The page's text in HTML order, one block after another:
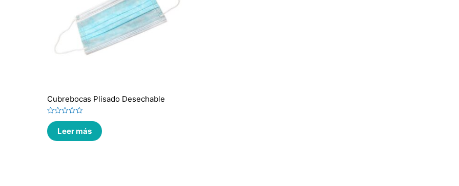
Cubrebocas Plisado Desechable
Valorado
en
0
de
Leer más